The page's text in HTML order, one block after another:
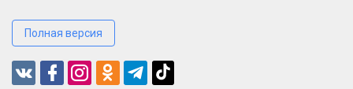
Полная версия